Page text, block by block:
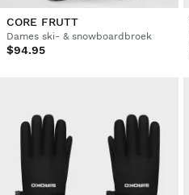
CORE FRUTT
Dames ski- & snowboardbroek
$94.95